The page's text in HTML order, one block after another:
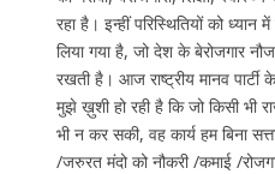
रहा है। इन्हीं परिस्थितियों को ध्यान में
लिया गया है, जो देश के बेरोजगार
रखती है। आज राष्ट्रीय मानव
मुझे ख़ुशी हो रही है कि जो किसी भी
भी न कर सकी, वह कार्य हम बिना
/जरुरत मंदो को नौकरी /कमाई /